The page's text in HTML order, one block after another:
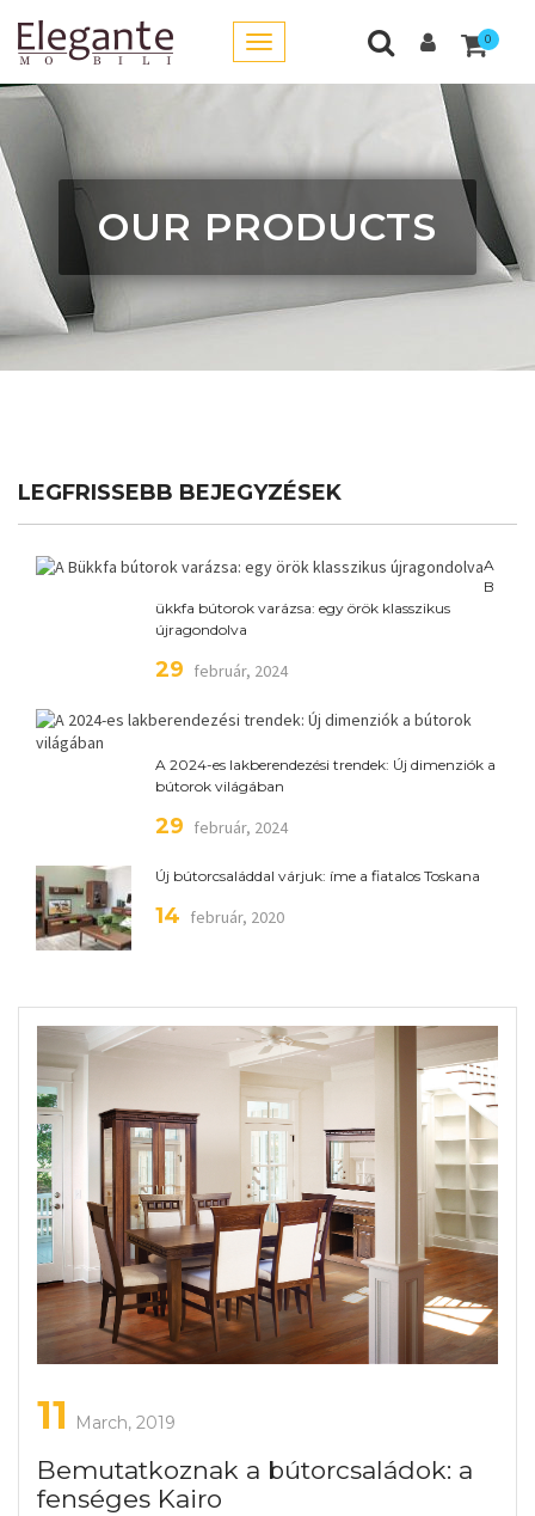
0
OUR PRODUCTS
LEGFRISSEBB BEJEGYZÉSEK
A
B
ükkfa bútorok varázsa: egy örök klasszikus
újragondolva
29 február, 2024
A 2024-es lakberendezési trendek: Új dimenziók a
bútorok világában
29 február, 2024
Új bútorcsaláddal várjuk: íme a fiatalos Toskana
14 február, 2020
11 March, 2019
Bemutatkoznak a bútorcsaládok: a
fenséges Kairo